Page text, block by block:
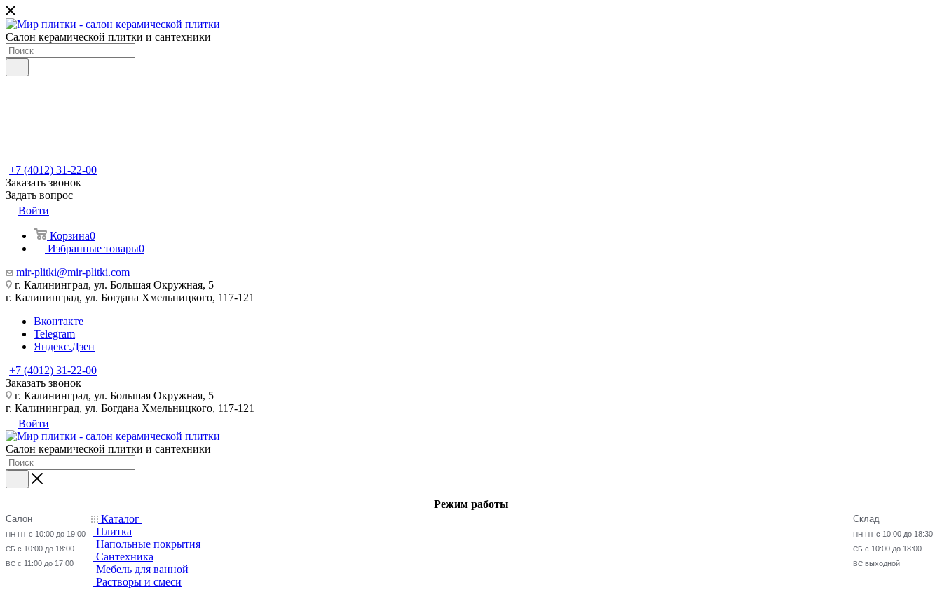
Салон керамической плитки и сантехники
+7 (4012) 31-22-00
Заказать звонок
Задать вопрос
Войти
Корзина0
Избранные товары0
mir-plitki@mir-plitki.com
г. Калининград, ул. Большая Окружная, 5
г. Калининград, ул. Богдана Хмельницкого, 117-121
Вконтакте
Telegram
Яндекс.Дзен
+7 (4012) 31-22-00
Заказать звонок
г. Калининград, ул. Большая Окружная, 5
г. Калининград, ул. Богдана Хмельницкого, 117-121
Войти
Салон керамической плитки и сантехники
Режим работы
Салон
ПН-ПТ с 10:00 до 19:00
СБ с 10:00 до 18:00
ВС с 11:00 до 17:00
Склад
ПН-ПТ с 10:00 до 18:30
СБ с 10:00 до 18:00
ВС выходной
Каталог
Плитка
Напольные покрытия
Сантехника
Мебель для ванной
Растворы и смеси